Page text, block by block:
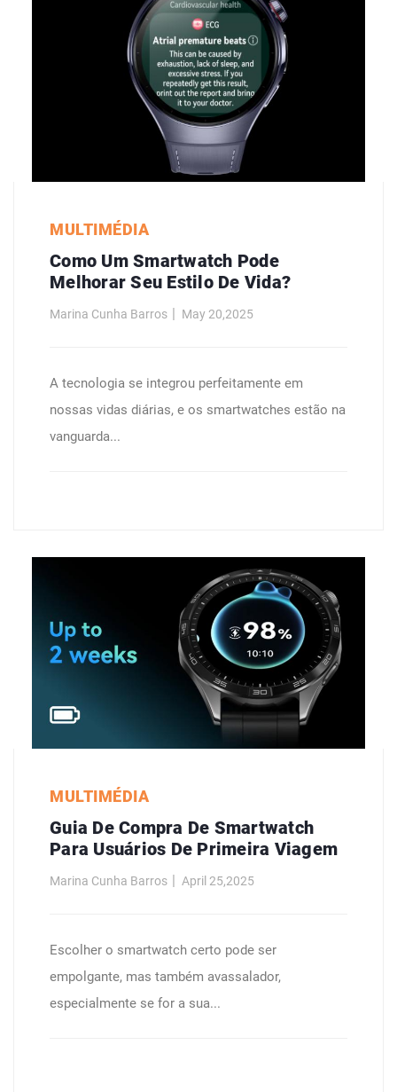
MULTIMÉDIA
Como Um Smartwatch Pode
Melhorar Seu Estilo De Vida?
Marina Cunha Barros May 20,2025
A tecnologia se integrou perfeitamente em
nossas vidas diárias, e os smartwatches estão na
vanguarda...
MULTIMÉDIA
Guia De Compra De Smartwatch
Para Usuários De Primeira Viagem
Marina Cunha Barros April 25,2025
Escolher o smartwatch certo pode ser
empolgante, mas também avassalador,
especialmente se for a sua...